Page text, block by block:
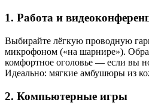
1. Работа и
Выбирайте лёгкую проводную
микрофоном («на шарнире»).
комфортное оголовье — если вы
Идеально: мягкие амбушюры из
2. Компьютерные игры